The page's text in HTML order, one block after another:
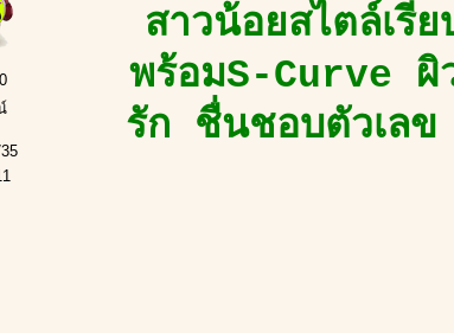
สาวน้อยสไตล์เ
พร้อมS-Curve ผิ
รัก ชื่นชอบตัวเล